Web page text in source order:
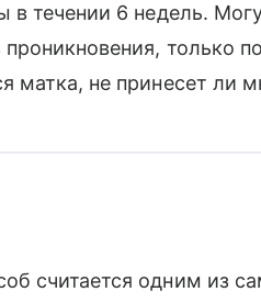
в течении 6 недель.
только
матка, не принесет ли
считается одним из